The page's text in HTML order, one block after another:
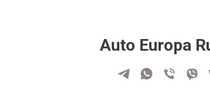
Auto Europa